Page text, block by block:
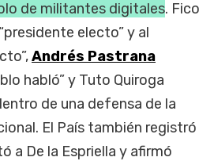
de militantes digitales. Fico
electo” y al
Andrés Pastrana
habló” y Tuto Quiroga
de una defensa de la
El País también registró
a De la Espriella y afirmó